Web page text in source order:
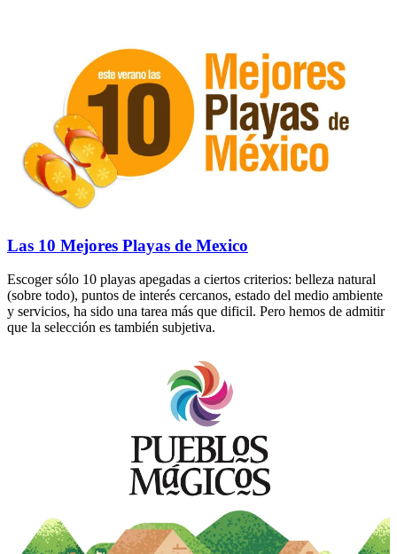
Las 10 Mejores Playas de Mexico
Escoger sólo 10 playas apegadas a ciertos criterios: belleza natural
(sobre todo), puntos de interés cercanos, estado del medio ambiente
y servicios, ha sido una tarea más que dificil. Pero hemos de admitir
que la selección es también subjetiva.